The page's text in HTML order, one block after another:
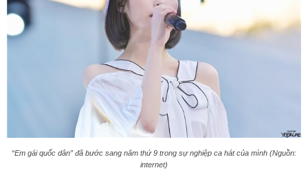
“Em gái quốc dân” đã bước sang năm thứ 9 trong sự nghiệp ca hát của mình (Nguồn:
internet)